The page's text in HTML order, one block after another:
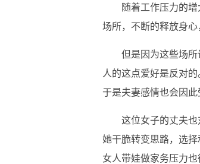
随着工作压力的
场所，不断的释放身心
但是因为这些场
人的这点爱好是反对
于是夫妻感情也会因此
这位女子的丈夫
她干脆转变思路，选
女人带娃做家务压力